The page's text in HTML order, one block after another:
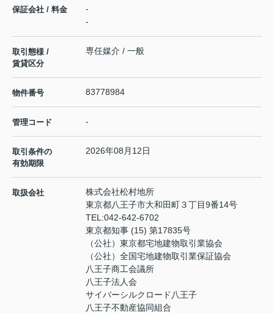
保証会社 / 料金
-
-
取引態様 /
賃貸区分
専任媒介 / 一般
物件番号 83778984
管理コード -
取引条件の
有効期限
2026年08月12日
取扱会社
株式会社松村地所
東京都八王子市大和田町３丁目9番14号
TEL:042-642-6702
東京都知事 (15) 第17835号
（公社）東京都宅地建物取引業協会
（公社）全国宅地建物取引業保証協会
八王子商工会議所
八王子法人会
サイバーシルクロード八王子
八王子不動産協同組合